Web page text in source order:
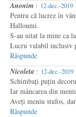
Anonim : 12-dec.-2019
Pentru că lucrez în
Halloumi.
S-au uitat la mine ca
Lucru valabil inclusiv
Răspunde
Nicoleta : 12-dec.-2019
Schimbați puțin
Iar mâncarea din
Aveți meniu stufos,
Răspunde